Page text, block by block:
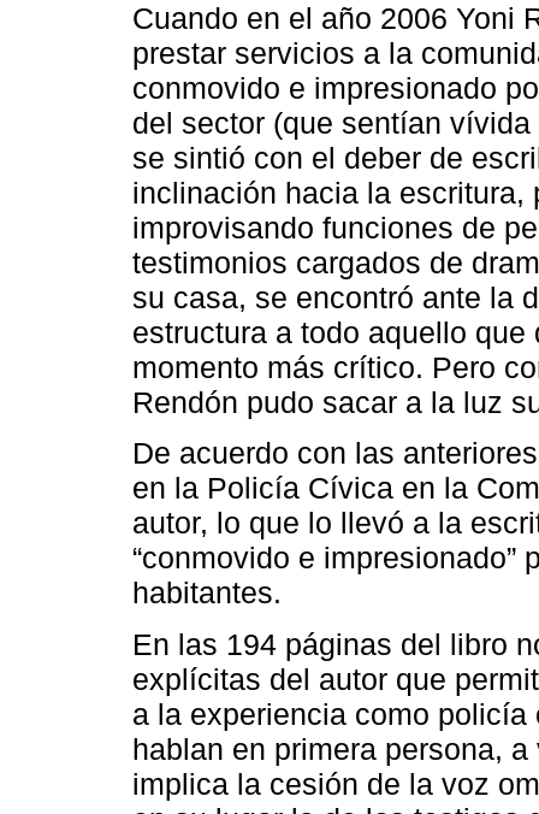
Cuando en el año 2006 Yoni
prestar servicios a la
conmovido e impresionado
del sector (que sentían
se sintió con el deber de
inclinación hacia la escritura,
improvisando funciones de
testimonios cargados de
su casa, se encontró ante la
estructura a todo aquello
momento más crítico. Pero
Rendón pudo sacar a la luz
De acuerdo con las
en la Policía Cívica en la
autor, lo que lo llevó a la
“conmovido e
habitantes.
En las 194 páginas del libro
explícitas del autor que
a la experiencia como
hablan en primera persona,
implica la cesión de la voz